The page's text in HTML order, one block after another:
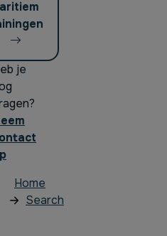
je
Home
Search